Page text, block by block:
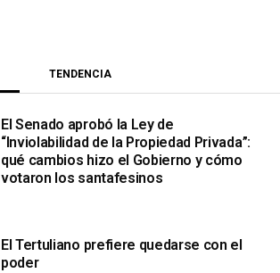
TENDENCIA
El Senado aprobó la Ley de
“Inviolabilidad de la Propiedad Privada”:
qué cambios hizo el Gobierno y cómo
votaron los santafesinos
El Tertuliano prefiere quedarse con el
poder